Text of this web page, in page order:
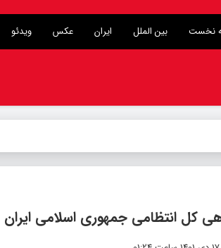
نخست بین الملل ایران عکس ویدئو
کل انتظامی جمهوری اسلامی ایران